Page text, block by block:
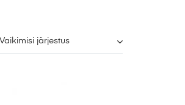
Vaikimisi järjestus